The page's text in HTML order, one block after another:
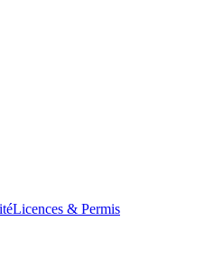
Licences & Permis